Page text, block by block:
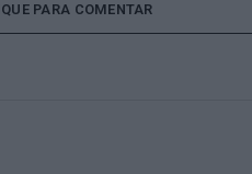
PARA COMENTAR